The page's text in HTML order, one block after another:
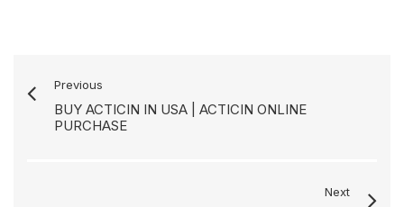
Previous
BUY ACTICIN IN USA | ACTICIN ONLINE
PURCHASE
Next